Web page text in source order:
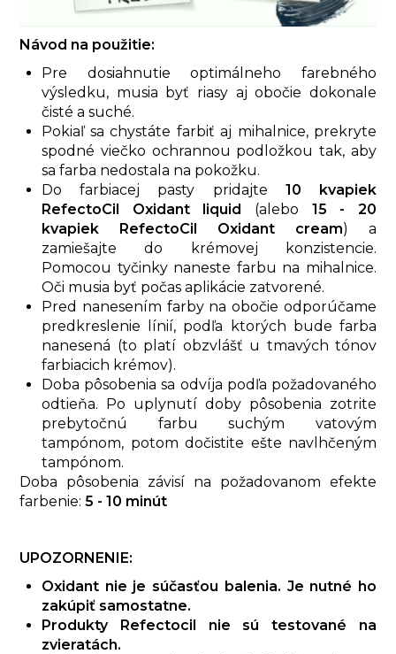
Návod na použitie:
Pre dosiahnutie optimálneho farebného
výsledku, musia byť riasy aj obočie dokonale
čisté a suché.
Pokiaľ sa chystáte farbiť aj mihalnice, prekryte
spodné viečko ochrannou podložkou tak, aby
sa farba nedostala na pokožku.
Do farbiacej pasty pridajte 10 kvapiek
RefectoCil Oxidant liquid (alebo 15 - 20
kvapiek RefectoCil Oxidant cream) a
zamiešajte do krémovej konzistencie.
Pomocou tyčinky naneste farbu na mihalnice.
Oči musia byť počas aplikácie zatvorené.
Pred nanesením farby na obočie odporúčame
predkreslenie línií, podľa ktorých bude farba
nanesená (to platí obzvlášť u tmavých tónov
farbiacich krémov).
Doba pôsobenia sa odvíja podľa požadovaného
odtieňa. Po uplynutí doby pôsobenia zotrite
prebytočnú farbu suchým vatovým
tampónom, potom dočistite ešte navlhčeným
tampónom.
Doba pôsobenia závisí na požadovanom efekte
farbenie: 5 - 10 minút
UPOZORNENIE:
Oxidant nie je súčasťou balenia. Je nutné ho
zakúpiť samostatne.
Produkty Refectocil nie sú testované na
zvieratách.